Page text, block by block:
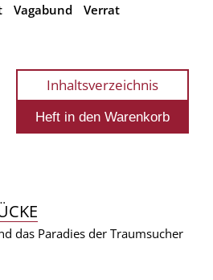
Vagabund
Verrat
Inhaltsverzeichnis
das Paradies der Traumsucher